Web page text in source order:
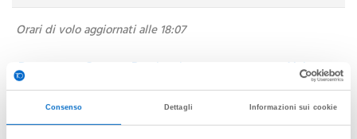
Consenso Dettagli Informazioni sui cookie
Orari di volo aggiornati alle 18:07
Data Ora Destinazione Volo
06-08 FRANKFURT
LH297